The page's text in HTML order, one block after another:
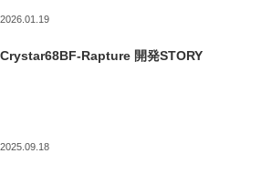
2026.01.19
Crystar68BF-Rapture 開発STORY
2025.09.18